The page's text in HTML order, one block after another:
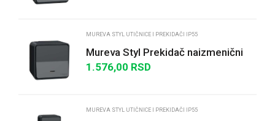
MUREVA STYL UTIČNICE I PREKIDAČI IP55
Mureva Styl Prekidač naizmenični
sa lampicom n/z IP55 antracit
1.576,00 RSD
MUREVA STYL UTIČNICE I PREKIDAČI IP55